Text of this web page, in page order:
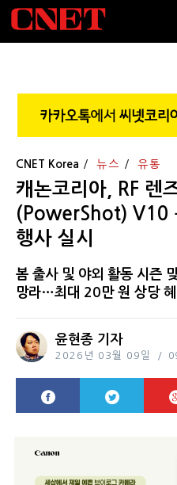
CNET Korea 뉴스 유통
캐논코리아, RF 렌
(PowerShot) V10
행사 실시
봄 출사 및 야외 활동 시즌
망라…최대 20만 원 상당
윤현종 기자
2026년 03월 09일